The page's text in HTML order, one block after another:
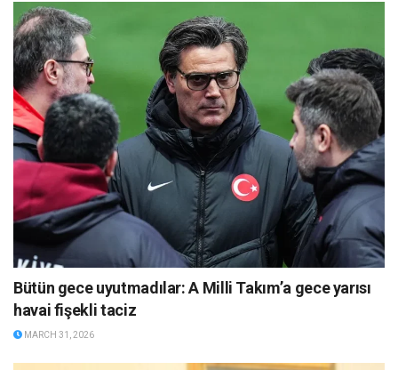
Bütün gece uyutmadılar: A Milli Takım’a gece yarısı
havai fişekli taciz
MARCH 31, 2026